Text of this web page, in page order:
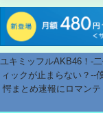
ユキミッフルAKB46！-
ィックが止まらない？--
愕まとめ速報にロマン